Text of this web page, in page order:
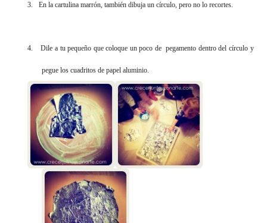
3. En la cartulina marrón, también dibuja un círculo, pero no lo recortes.
4. Dile a tu pequeño que coloque un poco de pegamento dentro del círculo y
pegue los cuadritos de papel aluminio.